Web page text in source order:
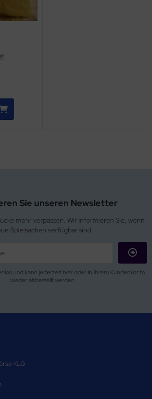
Sie unseren Newsletter
mehr verpassen. Wir informieren Sie, wenn
Spielsachen verfügbar sind.
und kann jederzeit hier oder in Ihrem Kundenkonto
wieder abbestellt werden.
KLG